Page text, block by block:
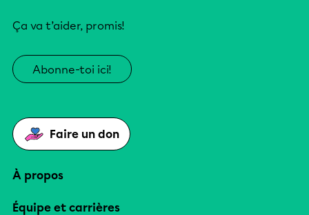
Ça va t’aider, promis!
Abonne-toi ici!
Faire un don
À propos
Équipe et carrières